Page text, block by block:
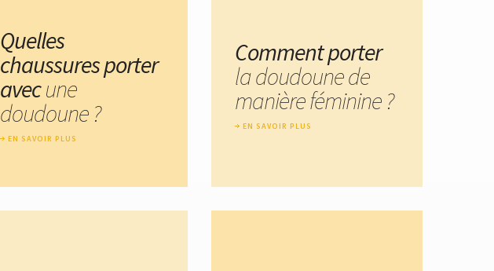
Quelles
chaussures porter
avecune
doudoune ?
EN SAVOIR PLUS
Comment porter
la doudoune de
manière féminine ?
EN SAVOIR PLUS